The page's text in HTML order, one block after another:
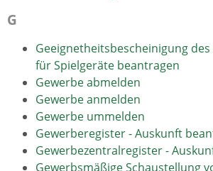
G
Geeignetheitsbescheinigung
für Spielgeräte beantragen
Gewerbe abmelden
Gewerbe anmelden
Gewerbe ummelden
Gewerberegister - Auskunft
Gewerbezentralregister -
Gewerbsmäßige Schaustellung